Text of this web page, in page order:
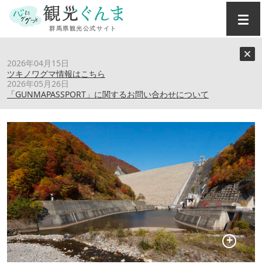
2026年04月15日
ツキノワグマ情報はこちら
2026年05月26日
「GUNMAPASSPORT」に関するお問い合わせについて
奈良俣ダム